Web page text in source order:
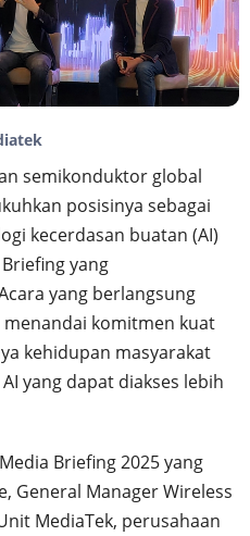
semikonduktor global
posisinya sebagai
kecerdasan buatan (AI)
yang
yang berlangsung
menandai komitmen kuat
kehidupan masyarakat
yang dapat diakses lebih
Briefing 2025 yang
General Manager Wireless
MediaTek, perusahaan